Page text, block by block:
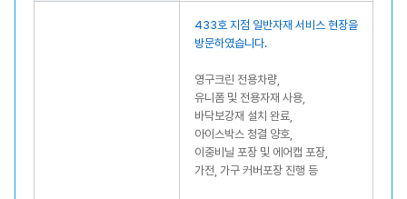
433호 지점 일반자재 서비스 현장을
방문하였습니다.
영구크린 전용차량,
유니폼 및 전용자재 사용,
바닥보강재 설치 완료,
아이스박스 청결 양호,
이중비닐 포장 및 에어캡 포장,
가전, 가구 커버포장 진행 등